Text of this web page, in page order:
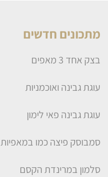
מתכונים חדשים
בצק אחד 3 מאפים
עוגת גבינה ואוכמניות
עוגת גבינה פאי לימון
סמבוסק פיצה כמו במאפיות
סלמון במרינדת הקסם